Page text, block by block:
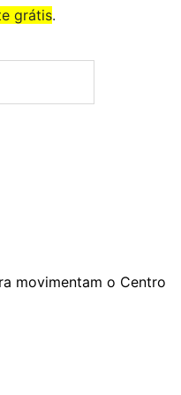
grátis.